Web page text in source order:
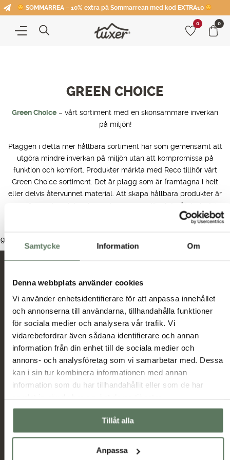
Samtycke Information Om
Denna webbplats använder cookies
Vi använder enhetsidentifierare för att anpassa innehållet
och annonserna till användarna, tillhandahålla funktioner
för sociala medier och analysera vår trafik. Vi
vidarebefordrar även sådana identifierare och annan
information från din enhet till de sociala medier och
annons- och analysföretag som vi samarbetar med. Dessa
kan i sin tur kombinera informationen med annan
information som du har tillhandahållit eller som de har
Tillåt alla
Anpassa
SOMMARREA – 10% extra på Sommarrean med kod EXTRA10
0 0
GREEN CHOICE
Green Choice – vårt sortiment med en skonsammare inverkan
på miljön!
Plaggen i detta mer hållbara sortiment har som gemensamt att
utgöra mindre inverkan på miljön utan att kompromissa på
funktion och komfort. Produkter märkta med Reco tillhör vårt
Green Choice sortiment. Det är plagg som är framtagna i helt
eller delvis återvunnet material. Att skapa hållbara produkter är
en spännande och inspirerande process, där slutmålet givetvis
är att hela Tuxers sortiment ska vara av en grönare karaktär.
produkter hittades som motsvarar ditt val.
Herr
Miljö & hållbarhet
Ambassadörer
Samarbetspartners
Jag har tagit del av hur Tuxer hanterar
uppgifterna som hämtas in via formuläret och jag
godkänner behandlingen enligt
Skicka